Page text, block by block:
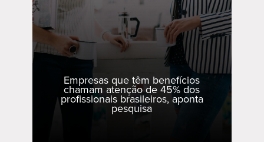
Empresas que têm benefícios
chamam atenção de 45% dos
profissionais brasileiros, aponta
pesquisa